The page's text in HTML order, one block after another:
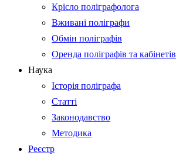
Крісло поліграфолога
Вживані поліграфи
Обмін поліграфів
Оренда поліграфів та кабінетів
Наука
Історія поліграфа
Статті
Законодавство
Методика
Реєстр